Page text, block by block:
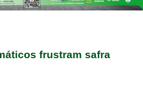
frustram safra